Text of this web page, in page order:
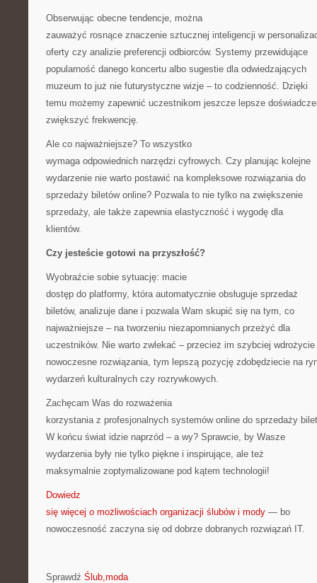
Obserwując obecne tendencje, można
zauważyć rosnące znaczenie sztucznej inteligencji w
oferty czy analizie preferencji odbiorców. Systemy przewidujące
popularność danego koncertu albo sugestie dla odwiedzających
muzeum to już nie futurystyczne wizje – to codzienność. Dzięki
temu możemy zapewnić uczestnikom jeszcze lepsze
zwiększyć frekwencję.
Ale co najważniejsze? To wszystko
wymaga odpowiednich narzędzi cyfrowych. Czy planując kolejne
wydarzenie nie warto postawić na kompleksowe rozwiązania do
sprzedaży biletów online? Pozwala to nie tylko na zwiększenie
sprzedaży, ale także zapewnia elastyczność i wygodę dla
klientów.
Czy jesteście gotowi na przyszłość?
Wyobraźcie sobie sytuację: macie
dostęp do platformy, która automatycznie obsługuje sprzedaż
biletów, analizuje dane i pozwala Wam skupić się na tym, co
najważniejsze – na tworzeniu niezapomnianych przeżyć dla
uczestników. Nie warto zwlekać – przecież im szybciej wdrożycie
nowoczesne rozwiązania, tym lepszą pozycję zdobędziecie na
wydarzeń kulturalnych czy rozrywkowych.
Zachęcam Was do rozważenia
korzystania z profesjonalnych systemów online do sprzedaży
W końcu świat idzie naprzód – a wy? Sprawcie, by Wasze
wydarzenia były nie tylko piękne i inspirujące, ale też
maksymalnie zoptymalizowane pod kątem technologii!
Dowiedz
się więcej o możliwościach organizacji ślubów i mody — bo
nowoczesność zaczyna się od dobrze dobranych rozwiązań IT.
Sprawdź Ślub,moda